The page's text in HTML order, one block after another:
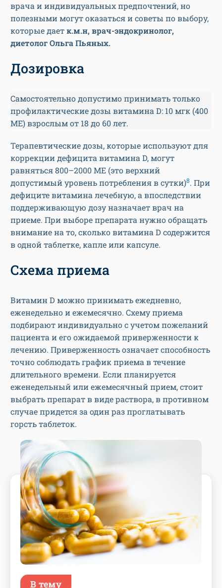
врача и индивидуальных предпочтений, но
полезными могут оказаться и советы по выбору,
которые даетк.м.н, врач-эндокринолог,
диетолог Ольга Пьяных.
Дозировка
Самостоятельно допустимо принимать только
профилактические дозы витамина D: 10 мгк (400
МЕ) взрослым от 18 до 60 лет.
Терапевтические дозы, которые используют для
коррекции дефицита витамина D, могут
равняться 800–2000 МЕ (это верхний
допустимый уровень потребления в сутки)8. При
дефиците витамина лечебную, а впоследствии
поддерживающую дозу назначает врач на
приеме. При выборе препарата нужно обращать
внимание на то, сколько витамина D содержится
в одной таблетке, капле или капсуле.
Схема приема
Витамин D можно принимать ежедневно,
еженедельно и ежемесячно. Схему приема
подбирают индивидуально с учетом пожеланий
пациента и его ожидаемой приверженности к
лечению. Приверженность означает способность
точно соблюдать график приема в течение
длительного времени. Если планируется
еженедельный или ежемесячный прием, стоит
выбрать препарат в виде раствора, в противном
случае придется за один раз проглатывать
горсть таблеток.
В тему